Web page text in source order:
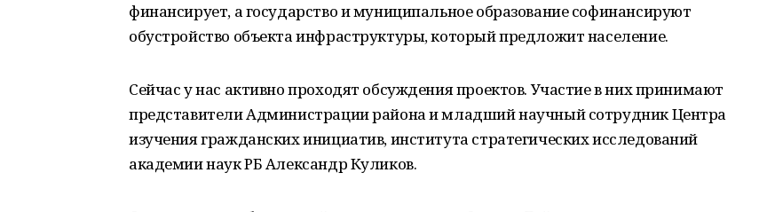
финансирует, а государство и муниципальное образование софинансируют
обустройство объекта инфраструктуры, который предложит население.
Сейчас у нас активно проходят обсуждения проектов. Участие в них принимают
представители Администрации района и младший научный сотрудник Центра
изучения гражданских инициатив, института стратегических исследований
академии наук РБ Александр Куликов.